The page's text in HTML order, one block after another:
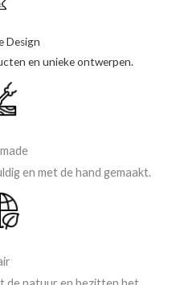
Design
en unieke ontwerpen.
en met de hand gemaakt.